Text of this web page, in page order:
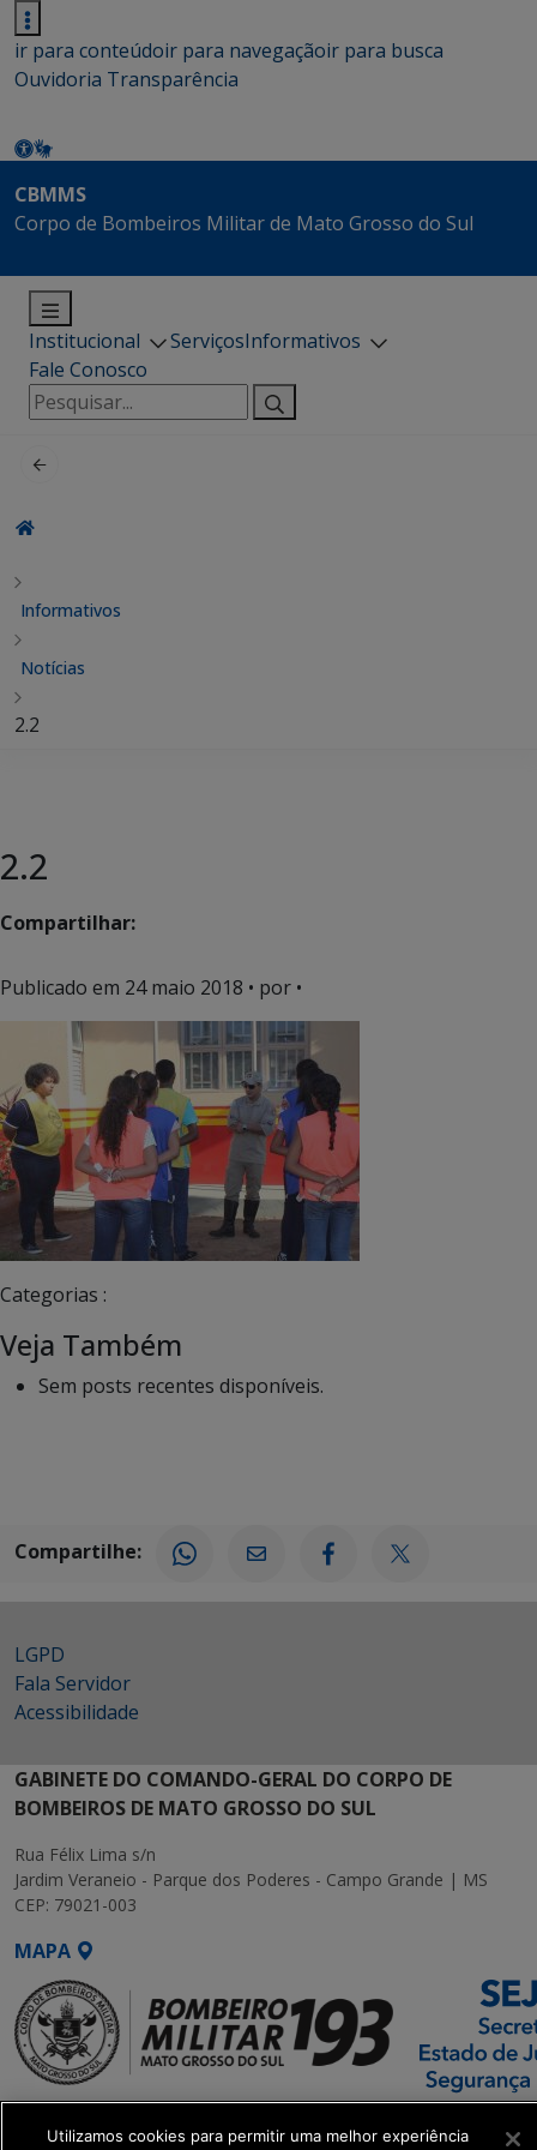
ir para conteúdoir para navegaçãoir para busca
Ouvidoria Transparência
CBMMS
Corpo de Bombeiros Militar de Mato Grosso do Sul
Institucional ServiçosInformativos
Fale Conosco
Pesquisar
por:
Informativos
Notícias
2.2
2.2
Compartilhar:
Publicado em 24 maio 2018 • por •
Categorias :
Veja Também
Sem posts recentes disponíveis.
Compartilhe:
LGPD
Fala Servidor
Acessibilidade
GABINETE DO COMANDO-GERAL DO CORPO DE
BOMBEIROS DE MATO GROSSO DO SUL
Rua Félix Lima s/n
Jardim Veraneio - Parque dos Poderes - Campo Grande | MS
CEP: 79021-003
MAPA
Utilizamos cookies para permitir uma melhor experiência